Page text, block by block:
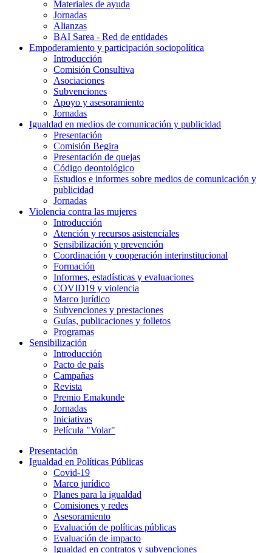
Materiales de ayuda
Jornadas
Alianzas
BAI Sarea - Red de entidades
Empoderamiento y participación sociopolítica
Introducción
Comisión Consultiva
Asociaciones
Subvenciones
Apoyo y asesoramiento
Jornadas
Igualdad en medios de comunicación y publicidad
Presentación
Comisión Begira
Presentación de quejas
Código deontológico
Estudios e informes sobre medios de comunicación y
publicidad
Jornadas
Violencia contra las mujeres
Introducción
Atención y recursos asistenciales
Sensibilización y prevención
Coordinación y cooperación interinstitucional
Formación
Informes, estadísticas y evaluaciones
COVID19 y violencia
Marco jurídico
Subvenciones y prestaciones
Guías, publicaciones y folletos
Programas
Sensibilización
Introducción
Pacto de país
Campañas
Revista
Premio Emakunde
Jornadas
Iniciativas
Película "Volar"
Presentación
Igualdad en Políticas Públicas
Covid-19
Marco jurídico
Planes para la igualdad
Comisiones y redes
Asesoramiento
Evaluación de políticas públicas
Evaluación de impacto
Igualdad en contratos y subvenciones